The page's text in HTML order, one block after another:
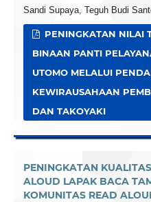
Sandi Supaya, Teguh Budi
PENINGKATAN NILAI
BINAAN PANTI
UTOMO MELALUI
KEWIRAUSAHAAN
DAN TAKOYAKI
PENINGKATAN
ALOUD LAPAK BACA
KOMUNITAS READ